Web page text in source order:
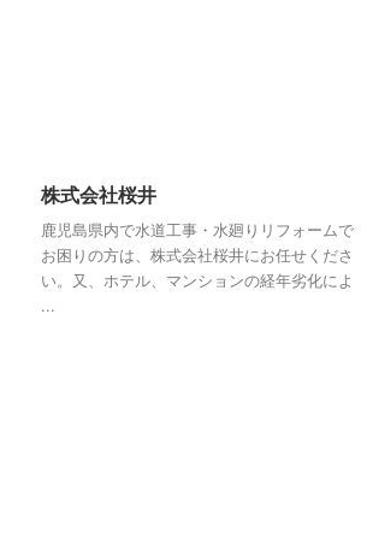
株式会社桜井
鹿児島県内で水道工事・水廻りリフォームで
お困りの方は、株式会社桜井にお任せくださ
い。又、ホテル、マンションの経年劣化によ
...